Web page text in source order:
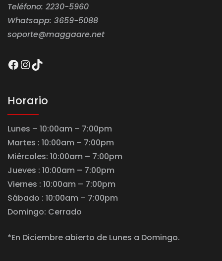
Teléfono: 2230-5960
Whatsapp: 3659-5088
soporte@maggaare.net
Facebook
Instagram
TikTok
Horario
Lunes – 10:00am – 7:00pm
Martes : 10:00am – 7:00pm
Miércoles: 10:00am – 7:00pm
Jueves : 10:00am – 7:00pm
Viernes : 10:00am – 7:00pm
Sábado : 10:00am – 7:00pm
Domingo: Cerrado
*En Diciembre abierto de Lunes a Domingo.